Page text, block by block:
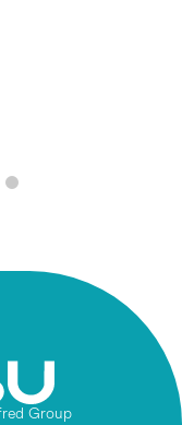
Group